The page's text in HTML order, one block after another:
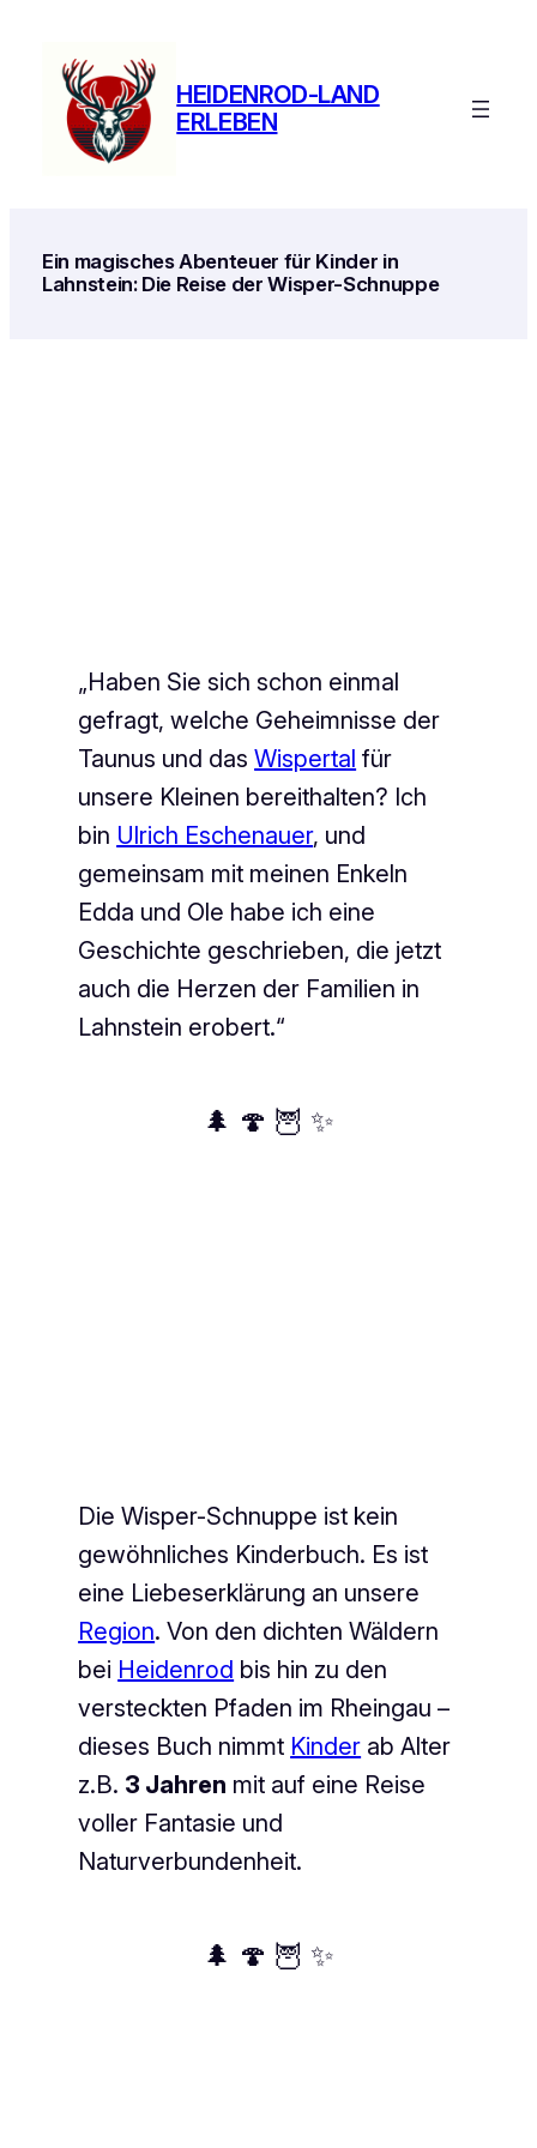
springen
HEIDENROD-LAND
ERLEBEN
Ein magisches Abenteuer für Kinder in
Lahnstein: Die Reise der Wisper-Schnuppe
„Haben Sie sich schon einmal
gefragt, welche Geheimnisse der
Taunus und dasWispertal für
unsere Kleinen bereithalten? Ich
bin Ulrich Eschenauer, und
gemeinsam mit meinen Enkeln
Edda und Ole habe ich eine
Geschichte geschrieben, die jetzt
auch die Herzen der Familien in
Lahnstein erobert.“
🌲 🍄 🦉 ✨
Die Wisper-Schnuppe ist kein
gewöhnliches Kinderbuch. Es ist
eine Liebeserklärung an unsere
Region. Von den dichten Wäldern
bei Heidenrod bis hin zu den
versteckten Pfaden im Rheingau –
dieses Buch nimmt Kinder ab Alter
z.B. 3 Jahren mit auf eine Reise
voller Fantasie und
Naturverbundenheit.
🌲 🍄 🦉 ✨